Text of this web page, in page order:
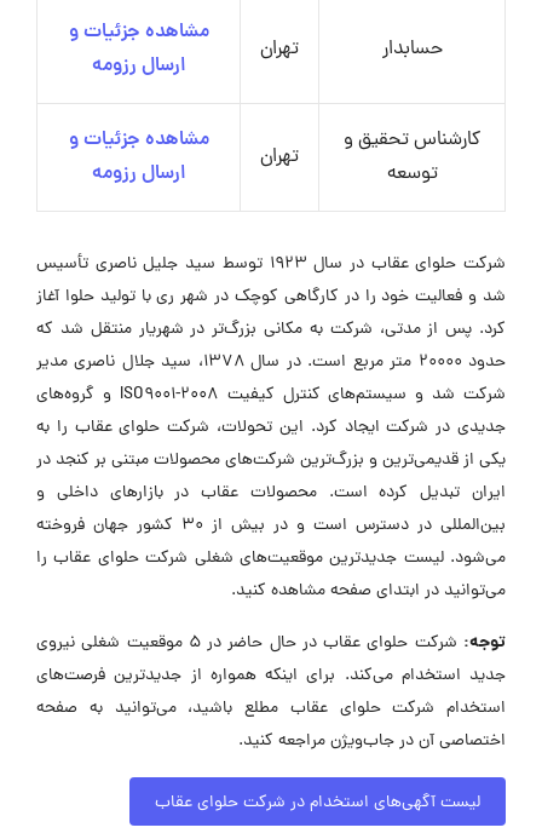
حسابدار تهران
مشاهده جزئیات و
ارسال رزومه
کارشناس تحقیق و
توسعه
تهران
مشاهده جزئیات و
ارسال رزومه
شرکت حلوای عقاب در سال ۱۹۲۳ توسط سید جلیل ناصری تأسیس
شد و فعالیت خود را در کارگاهی کوچک در شهر ری با تولید حلوا آغاز
کرد. پس از مدتی، شرکت به مکانی بزرگ‌تر در شهریار منتقل شد که
حدود ۲۰۰۰۰ متر مربع است. در سال ۱۳۷۸، سید جلال ناصری مدیر
شرکت شد و سیستم‌های کنترل کیفیت ISO9001-2008 و گروه‌های
جدیدی در شرکت ایجاد کرد. این تحولات، شرکت حلوای عقاب را به
یکی از قدیمی‌ترین و بزرگ‌ترین شرکت‌های محصولات مبتنی بر کنجد در
ایران تبدیل کرده است. محصولات عقاب در بازارهای داخلی و
بین‌المللی در دسترس است و در بیش از ۳۰ کشور جهان فروخته
می‌شود. لیست جدیدترین موقعیت‌های شغلی شرکت حلوای عقاب را
می‌توانید در ابتدای صفحه مشاهده کنید.
توجه:
شرکت حلوای عقاب در حال حاضر در ۵ موقعیت شغلی نیروی
جدید استخدام می‌کند. برای اینکه همواره از جدیدترین فرصت‌های
استخدام شرکت حلوای عقاب مطلع باشید، می‌توانید به صفحه
اختصاصی آن در جاب‌ویژن مراجعه کنید.
لیست آگهی‌های استخدام در شرکت حلوای عقاب